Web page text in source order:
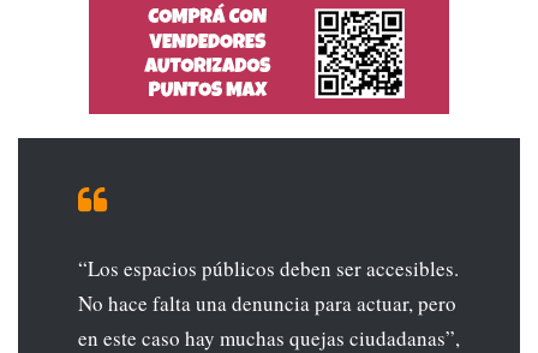
“Los espacios públicos deben ser accesibles.
No hace falta una denuncia para actuar, pero
en este caso hay muchas quejas ciudadanas”,